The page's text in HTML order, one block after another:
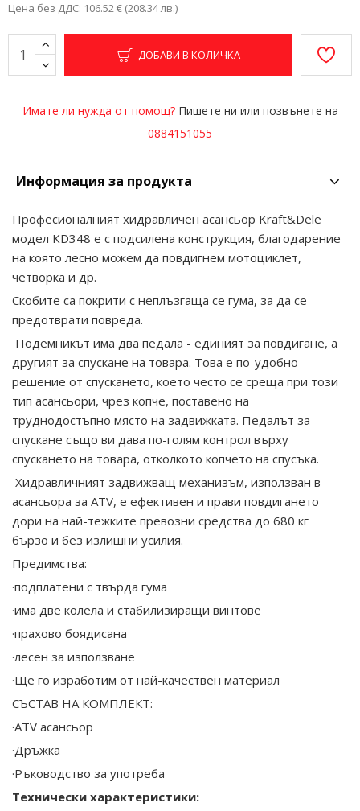
Цена без ДДС: 106.52 € (208.34 лв.)
ДОБАВИ В КОЛИЧКА
Имате ли нужда от помощ?Пишете ни или позвънете на
0884151055
Информация за продукта
Професионалният хидравличен асансьор Kraft&Dele
модел KD348 е с подсилена конструкция, благодарение
на която лесно можем да повдигнем мотоциклет,
четворка и др.
Скобите са покрити с неплъзгаща се гума, за да се
предотврати повреда.
Подемникът има два педала - единият за повдигане, а
другият за спускане на товара. Това е по-удобно
решение от спускането, което често се среща при този
тип асансьори, чрез копче, поставено на
труднодостъпно място на задвижката. Педалът за
спускане също ви дава по-голям контрол върху
спускането на товара, отколкото копчето на спусъка.
Хидравличният задвижващ механизъм, използван в
асансьора за ATV, е ефективен и прави повдигането
дори на най-тежките превозни средства до 680 кг
бързо и без излишни усилия.
Предимства:
·подплатени с твърда гума
·има две колела и стабилизиращи винтове
·прахово боядисана
·лесен за използване
·Ще го изработим от най-качествен материал
СЪСТАВ НА КОМПЛЕКТ:
·ATV асансьор
·Дръжка
·Ръководство за употреба
Технически характеристики: